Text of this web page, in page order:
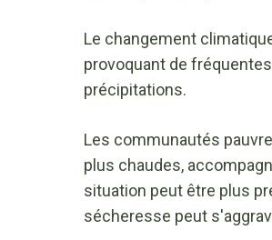
Le changement
provoquant de
précipitations.
Les communautés
plus chaudes,
situation peut être plus
sécheresse peut